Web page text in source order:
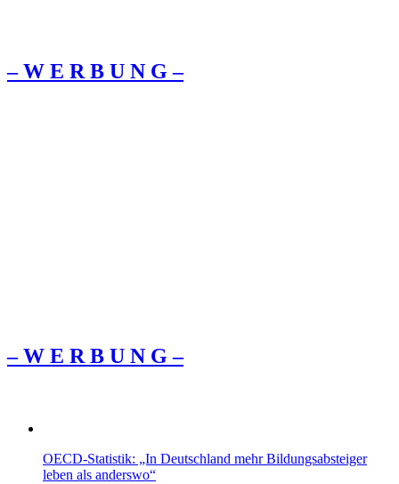
– W Ε R Β U Ν G –
– W Ε R Β U Ν G –
OECD-Statistik: „In Deutschland mehr Bildungsabsteiger
leben als anderswo“